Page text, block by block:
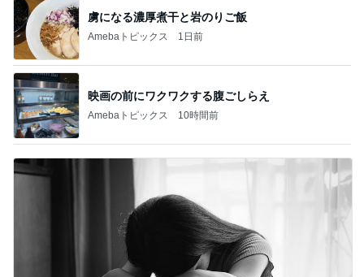
虜になる濃厚煮干と岩のりご飯
Amebaトピックス 1日前
映画の前にワクワクする腹ごしらえ
Amebaトピックス 10時間前